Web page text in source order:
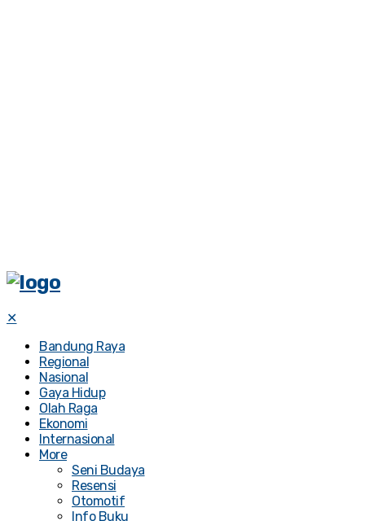
✕
Bandung Raya
Regional
Nasional
Gaya Hidup
Olah Raga
Ekonomi
Internasional
More
Seni Budaya
Resensi
Otomotif
Info Buku